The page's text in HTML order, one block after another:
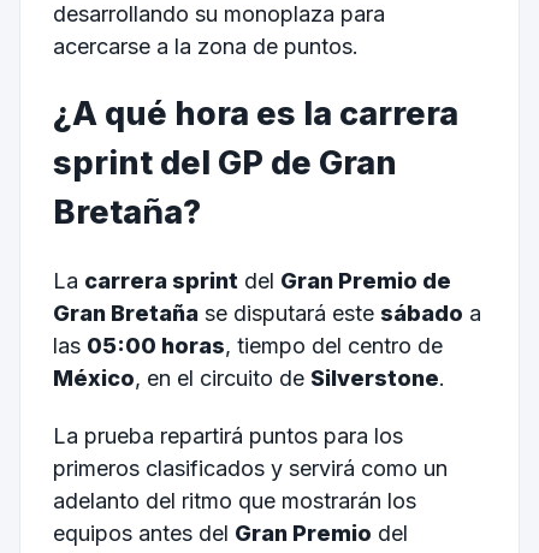
desarrollando su monoplaza para
acercarse a la zona de puntos.
¿A qué hora es la carrera
sprint del GP de Gran
Bretaña?
La carrera sprint del Gran Premio de
Gran Bretañase disputará este sábado a
las 05:00 horas, tiempo del centro de
México, en el circuito de Silverstone.
La prueba repartirá puntos para los
primeros clasificados y servirá como un
adelanto del ritmo que mostrarán los
equipos antes del Gran Premio del